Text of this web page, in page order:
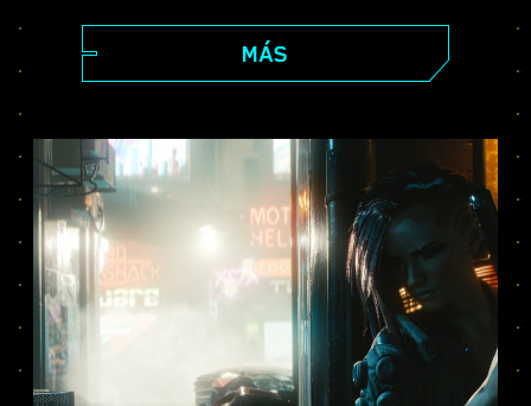
avanzadas de trazado de rayos, tasas de
fotogramas más altas y mucho más. Elige
entre tres modos de gráficos (Rendimiento,
descubre unos efectos visuales mejorados,
una acción más fluida y todo lo que
Cyberpunk 2077 puede ofrecer en PS5®
Pro.
MÁS